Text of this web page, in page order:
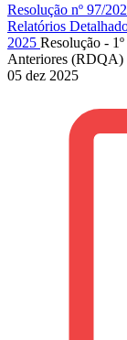
Resolução nº 97/
Relatórios
2025 Resolução -
Anteriores (RDQA)
05 dez 2025